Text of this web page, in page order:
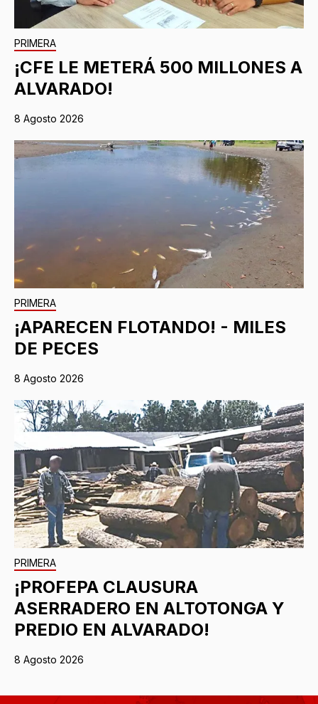
PRIMERA
¡CFE LE METERÁ 500 MILLONES A
ALVARADO!
8 Agosto 2026
PRIMERA
¡APARECEN FLOTANDO! - MILES
DE PECES
8 Agosto 2026
PRIMERA
¡PROFEPA CLAUSURA
ASERRADERO EN ALTOTONGA Y
PREDIO EN ALVARADO!
8 Agosto 2026